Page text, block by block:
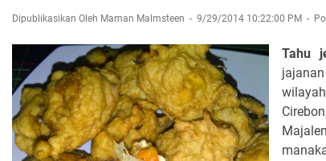
Dipublikasikan Oleh Maman Malmsteen 9/29/2014 10:22:00 PM
Tahu